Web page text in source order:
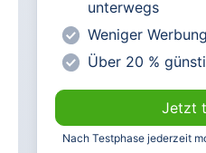
Vorteilspreis für
Abonnenten
unterwegs
Weniger
Über 20 %
Jetzt
Nach Testphase jederzeit